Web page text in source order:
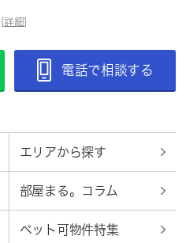
詳細
電話で相談する
エリアから探す
部屋まる。コラム
ペット可物件特集